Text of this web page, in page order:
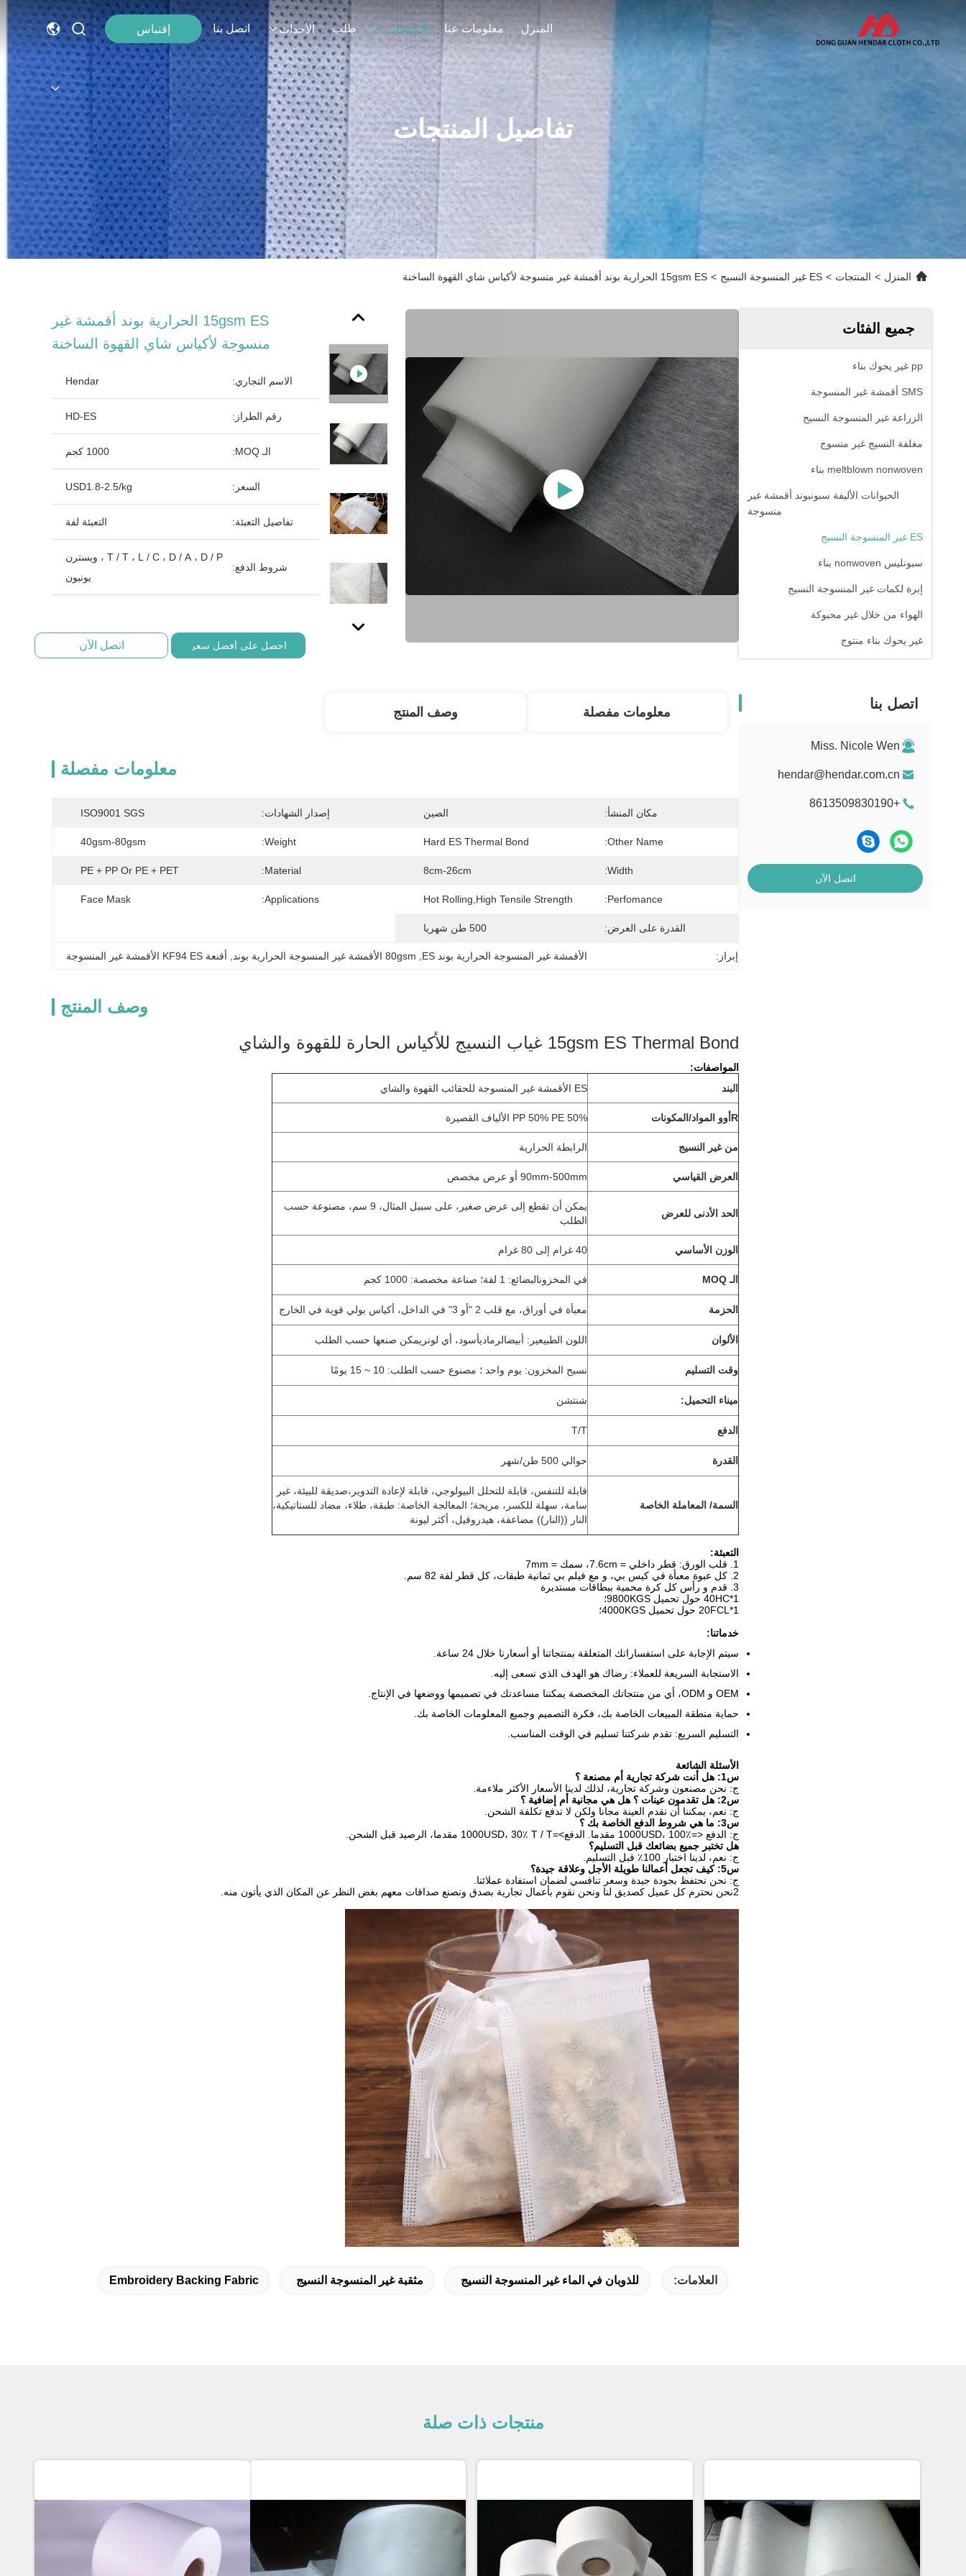
المنزل معلومات عنا المنتجات طلب الأحداث اتصل بنا إقتباس
تفاصيل المنتجات
المنزل > المنتجات > ES غير المنسوجة النسيج > 15gsm ES الحرارية بوند أقمشة غير منسوجة لأكياس شاي القهوة الساخنة
جميع الفئات
pp غير يحوك بناء
SMS أقمشة غير المنسوجة
الزراعة غير المنسوجة النسيج
مغلفة النسيج غير منسوج
meltblown nonwoven بناء
الحيوانات الأليفة سبونبوند أقمشة غير
منسوجة
ES غير المنسوجة النسيج
سبونليس nonwoven بناء
إبرة لكمات غير المنسوجة النسيج
الهواء من خلال غير محبوكة
غير يحوك بناء منتوج
اتصل بنا
Miss. Nicole Wen
hendar@hendar.com.cn
+8613509830190
اتصل الآن
15gsm ES الحرارية بوند أقمشة غير
منسوجة لأكياس شاي القهوة الساخنة
الاسم التجاري: Hendar
رقم الطراز: HD-ES
الـ MOQ: 1000 كجم
السعر: USD1.8-2.5/kg
تفاصيل التعبئة: التعبئة لفة
شروط الدفع:
T / T ، L / C ، D / A ، D / P ، ويسترن
يونيون
احصل على أفضل سعر اتصل الآن
معلومات مفصلة وصف المنتج
معلومات مفصلة
مكان المنشأ: الصين إصدار الشهادات: ISO9001 SGS
Other Name:
Hard ES Thermal Bond
Weight:
40gsm-80gsm
Width:
8cm-26cm
Material:
PE + PP Or PE + PET
Perfomance:
Hot Rolling,High Tensile Strength
Applications:
Face Mask
القدرة على العرض: 500 طن شهريا
إبراز: الأقمشة غير المنسوجة الحرارية بوند ES 80gsm الأقمشة غير المنسوجة الحرارية بوند أقنعة KF94 ES الأقمشة غير المنسوجة
وصف المنتج
15gsm ES Thermal Bond غياب النسيج للأكياس الحارة للقهوة والشاي
المواصفات:
البند
ES الأقمشة غير المنسوجة للحقائب القهوة والشاي
R أوو المواد/المكونات 50% PP 50% PE الألياف القصيرة
من غير النسيج الرابطة الحرارية
العرض القياسي 90mm-500mm أو عرض مخصص
الحد الأدنى للعرض
يمكن أن تقطع إلى عرض صغير، على سبيل المثال، 9 سم، مصنوعة حسب
الطلب
الوزن الأساسي 40 غرام إلى 80 غرام
الـ MOQ في المخزونالبضائع: 1 لفة؛ صناعة مخصصة: 1000 كجم
الحزمة معبأة في أوراق، مع قلب 2 "أو 3" في الداخل، أكياس بولي قوية في الخارج
الألوان اللون الطبيعير : أبيضالرماديأسود، أي لونر يمكن صنعها حسب الطلب
وقت التسليم نسيج المخزون: يوم واحد ؛ مصنوع حسب الطلب: 10 ~ 15 يومًا
ميناء التحميل: شنتشن
الدفع T/T
القدرة حوالي 500 طن/شهر
السمة/ المعاملة الخاصة
قابلة للتنفس، قابلة للتحلل البيولوجي، قابلة لإعادة التدوير،صديقة للبيئة، غير
سامة، سهلة للكسر، مريحة؛ المعالجة الخاصة: طبقة، طلاء، مضاد للستاتيكية،
النار ((النار)) مضاعفة، هيدروفيل، أكثر ليونة
التعبئة:
1. قلب الورق: قطر داخلي = 7.6cm، سمك = 7mm
2. كل عبوة معبأة في كيس بي، و مع فيلم بي ثمانية طبقات، كل قطر لفة 82 سم.
3. قدم و رأس كل كرة محمية ببطاقات مستديرة
1*40HC حول تحميل 9800KGS؛
1*20FCL حول تحميل 4000KGS؛
خدماتنا:
سيتم الإجابة على استفساراتك المتعلقة بمنتجاتنا أو أسعارنا خلال 24 ساعة.
الاستجابة السريعة للعملاء: رضاك هو الهدف الذي نسعى إليه.
OEM و ODM، أي من منتجاتك المخصصة يمكننا مساعدتك في تصميمها ووضعها في الإنتاج.
حماية منطقة المبيعات الخاصة بك، فكرة التصميم وجميع المعلومات الخاصة بك.
التسليم السريع: تقدم شركتنا تسليم في الوقت المناسب.
الأسئلة الشائعة
س1: هل أنت شركة تجارية أم مصنعة ؟
ج: نحن مصنعون وشركة تجارية، لذلك لدينا الأسعار الأكثر ملاءمة.
س2: هل تقدمون عينات ؟ هل هي مجانية أم إضافية ؟
ج: نعم، يمكننا أن نقدم العينة مجانا ولكن لا تدفع تكلفة الشحن.
س3: ما هي شروط الدفع الخاصة بك ؟
ج: الدفع <=1000USD، 100٪ مقدما. الدفع>=1000USD، 30٪ T / T مقدما، الرصيد قبل الشحن.
هل تختبر جميع بضائعك قبل التسليم؟
ج: نعم، لدينا اختبار 100٪ قبل التسليم.
س5: كيف تجعل أعمالنا طويلة الأجل وعلاقة جيدة؟
ج: نحن نحتفظ بجودة جيدة وسعر تنافسي لضمان استفادة عملائنا.
2نحن نحترم كل عميل كصديق لنا ونحن نقوم بأعمال تجارية بصدق ونصنع صداقات معهم بغض النظر عن المكان الذي يأتون منه.
العلامات: للذوبان في الماء غير المنسوجة النسيج مثقبة غير المنسوجة النسيج Embroidery Backing Fabric
منتجات ذات صلة